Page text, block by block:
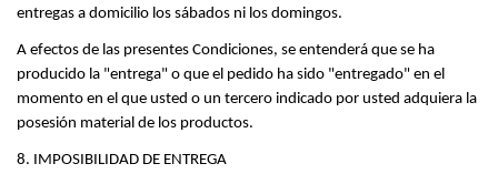
entregas a domicilio los sábados ni los domingos.
A efectos de las presentes Condiciones, se entenderá que se ha
producido la "entrega" o que el pedido ha sido "entregado" en el
momento en el que usted o un tercero indicado por usted adquiera la
posesión material de los productos.
8. IMPOSIBILIDAD DE ENTREGA